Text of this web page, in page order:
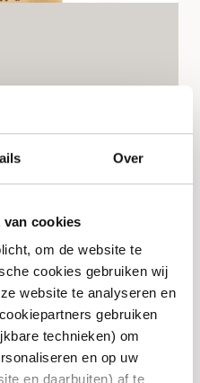
Over
van cookies
om de website te
cookies gebruiken wij
website te analyseren en
gebruiken
technieken) om
en op uw
en daarbuiten) af te